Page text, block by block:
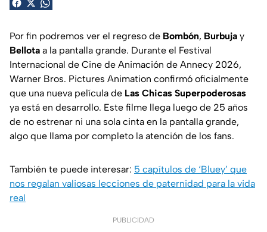
Por fin podremos ver el regreso de Bombón, Burbuja y
Bellota a la pantalla grande. Durante el Festival
Internacional de Cine de Animación de Annecy 2026,
Warner Bros. Pictures Animation confirmó oficialmente
que una nueva película de Las Chicas Superpoderosas
ya está en desarrollo. Este filme llega luego de 25 años
de no estrenar ni una sola cinta en la pantalla grande,
algo que llama por completo la atención de los fans.
También te puede interesar: 5 capítulos de ‘Bluey’ que
nos regalan valiosas lecciones de paternidad para la vida
real
PUBLICIDAD